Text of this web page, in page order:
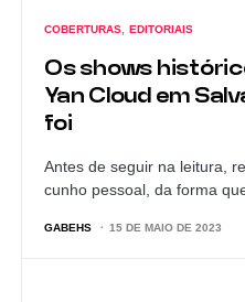
COBERTURAS EDITORIAIS
Os shows
Yan Cloud em
foi
Antes de seguir na leitura,
cunho pessoal, da forma
GABEHS 15 DE MAIO DE 2023